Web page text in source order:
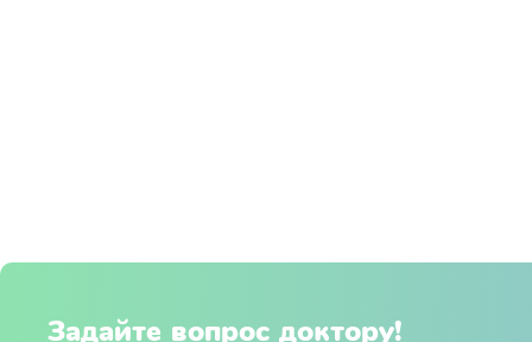
Задайте вопрос доктору!